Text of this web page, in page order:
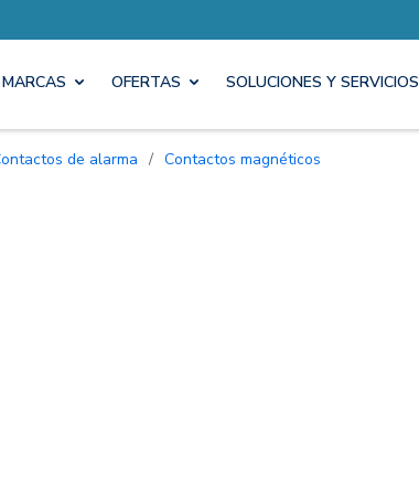
MARCAS OFERTAS SOLUCIONES Y SERVICIOS
Contactos de alarma / Contactos magnéticos